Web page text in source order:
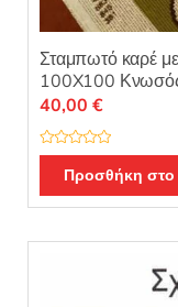
Σταμπωτό καρέ
100X100
Β
μ
ο
40,00 €
Προσθήκη στο